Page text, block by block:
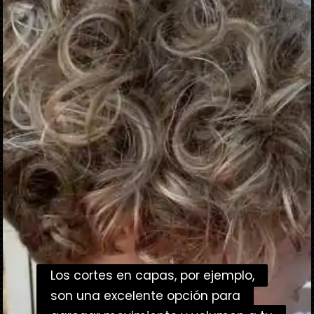
Los cortes en capas, por ejemplo,
son una excelente opción para
Los cortes en capas, por ejemplo,
son una excelente opción para